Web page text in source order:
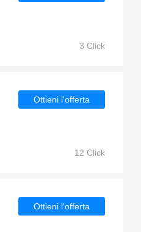
3 Click
Ottieni l'offerta
12 Click
Ottieni l'offerta